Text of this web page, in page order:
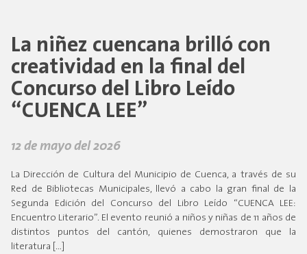
La niñez cuencana brilló con
creatividad en la final del
Concurso del Libro Leído
“CUENCA LEE”
12 de mayo del 2026
La Dirección de Cultura del Municipio de Cuenca, a través de su
Red de Bibliotecas Municipales, llevó a cabo la gran final de la
Segunda Edición del Concurso del Libro Leído “CUENCA LEE:
Encuentro Literario”. El evento reunió a niños y niñas de 11 años de
distintos puntos del cantón, quienes demostraron que la
literatura […]